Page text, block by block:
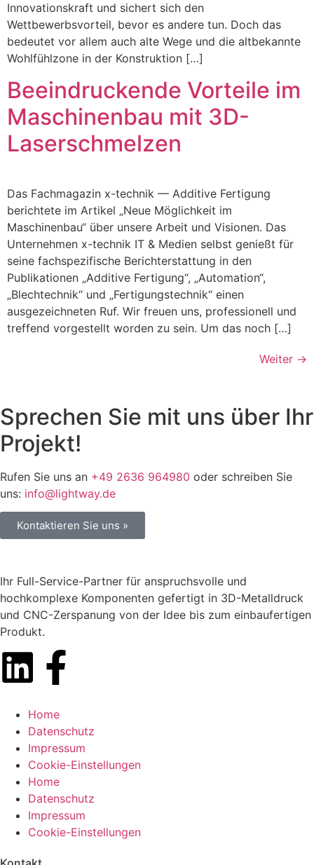
Innovationskraft und sichert sich den
Wettbewerbsvorteil, bevor es andere tun. Doch das
bedeutet vor allem auch alte Wege und die altbekannte
Wohlfühlzone in der Konstruktion […]
Beeindruckende Vorteile im
Maschinenbau mit 3D-
Laserschmelzen
Das Fachmagazin x-technik — Additive Fertigung
berichtete im Artikel „Neue Möglichkeit im
Maschinenbau“ über unsere Arbeit und Visionen. Das
Unternehmen x-technik IT & Medien selbst genießt für
seine fachspezifische Berichterstattung in den
Publikationen „Additive Fertigung“, „Automation“,
„Blechtechnik“ und „Fertigungstechnik“ einen
ausgezeichneten Ruf. Wir freuen uns, professionell und
treffend vorgestellt worden zu sein. Um das noch […]
Weiter →
Sprechen Sie mit uns über Ihr
Projekt!
Rufen Sie uns an +49 2636 964980 oder schreiben Sie
uns: info@lightway.de
Kontaktieren Sie uns »
Ihr Full-Service-Partner für anspruchsvolle und
hochkomplexe Komponenten gefertigt in 3D-Metalldruck
und CNC-Zerspanung von der Idee bis zum einbaufertigen
Produkt.
Home
Datenschutz
Impressum
Cookie-Einstellungen
Home
Datenschutz
Impressum
Cookie-Einstellungen